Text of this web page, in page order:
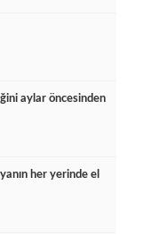
aylar öncesinden
her yerinde el